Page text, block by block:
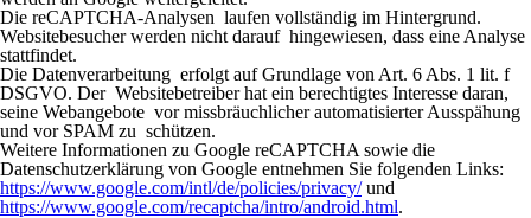
Die reCAPTCHA-Analysen laufen vollständig im Hintergrund.
Websitebesucher werden nicht darauf hingewiesen, dass eine Analyse
stattfindet.
Die Datenverarbeitung erfolgt auf Grundlage von Art. 6 Abs. 1 lit. f
DSGVO. Der Websitebetreiber hat ein berechtigtes Interesse daran,
seine Webangebote vor missbräuchlicher automatisierter Ausspähung
und vor SPAM zu schützen.
Weitere Informationen zu Google reCAPTCHA sowie die
Datenschutzerklärung von Google entnehmen Sie folgenden Links:
https://www.google.com/intl/de/policies/privacy/und
https://www.google.com/recaptcha/intro/android.html.